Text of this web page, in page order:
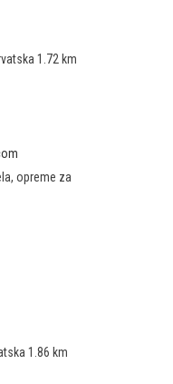
1.72 km
opreme za
1.86 km